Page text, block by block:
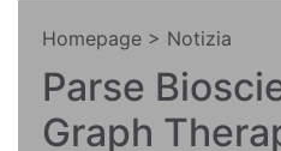
Homepage > Notizia
Parse
Graph